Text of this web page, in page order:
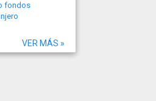
fondos
VER MÁS »